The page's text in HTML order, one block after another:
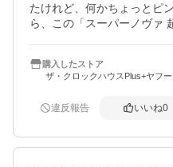
たけれど、何かちょっとピ
ら、この「スーパーノヴァ
がら思い切って購入しました
広告の写真は少し派手かな
〈大人仕様〉
デザイン！
購入したストア
ザ・クロックハウスPlus+ヤフ
違反報告 いいね0